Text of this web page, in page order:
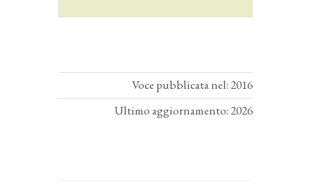
Voce pubblicata nel: 2016
Ultimo aggiornamento: 2026